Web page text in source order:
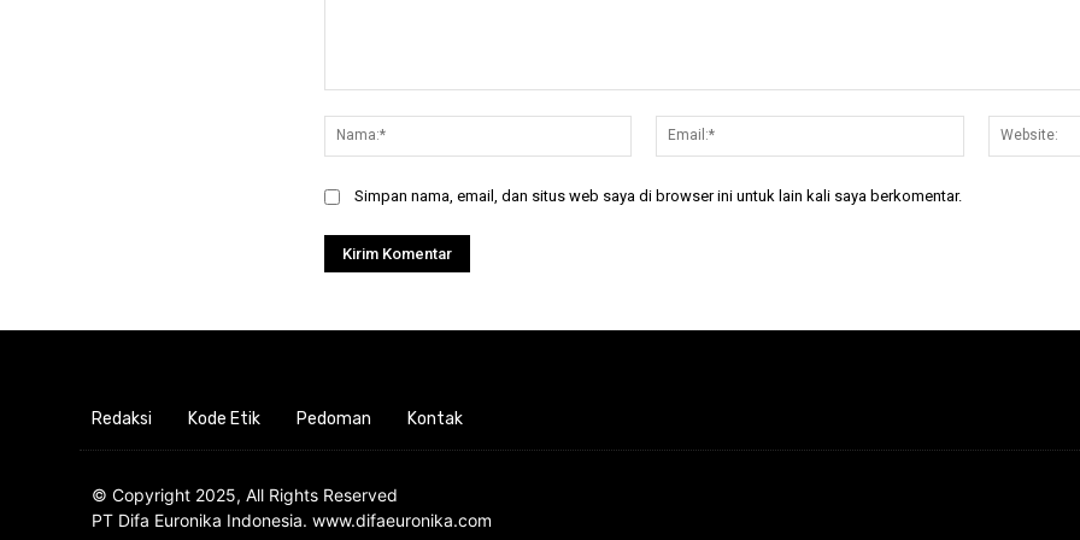
Nama:*
Email:*
Simpan nama, email, dan situs web saya di browser ini untuk lain kali saya berkomentar.
Redaksi Kode Etik Pedoman Kontak
© Copyright 2025, All Rights Reserved
PT Difa Euronika Indonesia. www.difaeuronika.com